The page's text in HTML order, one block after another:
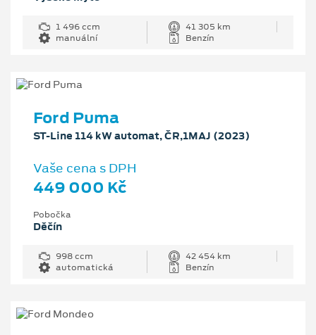
1 496 ccm
41 305 km
manuální
Benzín
Ford Puma
ST-Line 114 kW automat, ČR,1MAJ (2023)
Vaše cena s DPH
449 000 Kč
Pobočka
Děčín
998 ccm
42 454 km
automatická
Benzín